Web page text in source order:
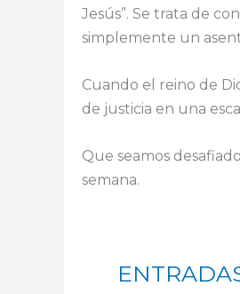
Jesús”. Se trata de
simplemente un
Cuando el reino de
de justicia en una
Que seamos
semana.